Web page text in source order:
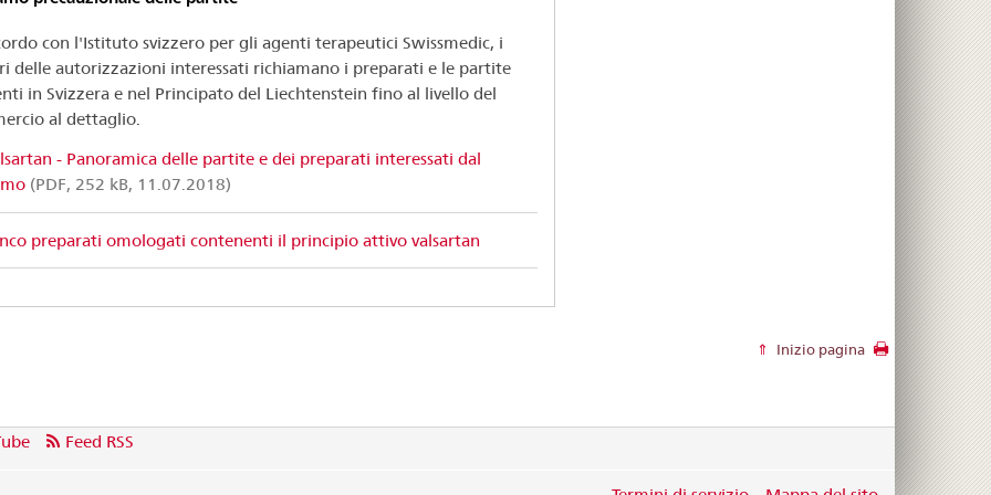
con l'Istituto svizzero per gli agenti terapeutici Swissmedic, i
delle autorizzazioni interessati richiamano i preparati e le partite
in Svizzera e nel Principato del Liechtenstein fino al livello del
al dettaglio.
- Panoramica delle partite e dei preparati interessati dal
(PDF, 252 kB, 11.07.2018)
preparati omologati contenenti il principio attivo valsartan
Inizio pagina
Feed RSS